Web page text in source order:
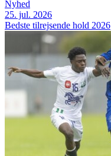
Nyhed
25. jul. 2026
Bedste tilrejsende hold 2026